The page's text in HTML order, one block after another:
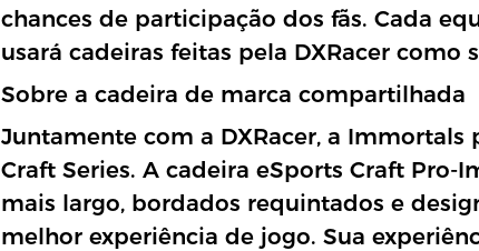
chances de participação dos fãs. Cada
usará cadeiras feitas pela DXRacer como
Sobre a cadeira de marca compartilhada
Juntamente com a DXRacer, a
Craft Series. A cadeira eSports Craft
mais largo, bordados requintados e
melhor experiência de jogo. Sua